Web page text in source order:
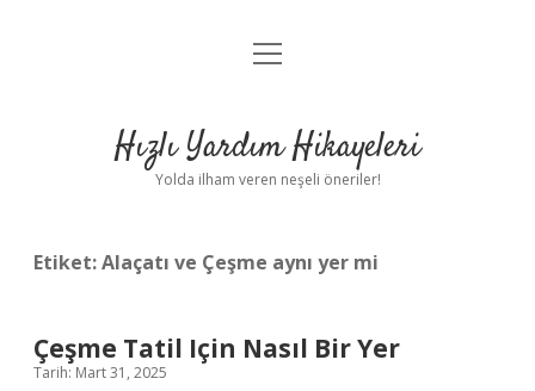
Anasayfa
Yasal Uyarı
menüyü
Hızlı Yardım Hikayeleri
Yolda ilham veren neşeli öneriler!
Etiket:Alaçatı ve Çeşme aynı yer mi
Çeşme Tatil Için Nasıl Bir Yer
Tarih: Mart 31, 2025